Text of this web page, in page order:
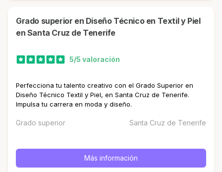
Grado superior en Diseño Técnico en Textil y Piel
en Santa Cruz de Tenerife
5/5 valoración
Perfecciona tu talento creativo con el Grado Superior en
Diseño Técnico Textil y Piel, en Santa Cruz de Tenerife.
Impulsa tu carrera en moda y diseño.
Grado superior Santa Cruz de Tenerife
Más información